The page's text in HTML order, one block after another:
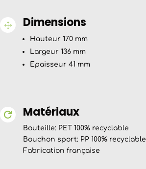
1 Dimensions
Hauteur 170 mm
Largeur 136 mm
Epaisseur 41 mm
 Matériaux
Bouteille: PET 100% recyclable
Bouchon sport: PP 100% recyclable
Fabrication française